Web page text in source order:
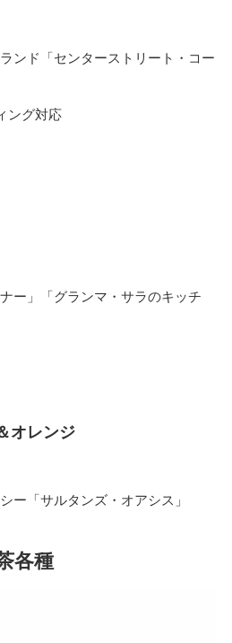
ンド「センターストリート・コー
ング対応
ー」「グランマ・サラのキッチ
オレンジ
ー「サルタンズ・オアシス」
各種